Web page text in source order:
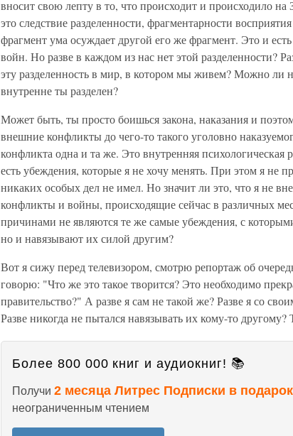
вносит свою лепту в то, что происходит и происходило
это следствие разделенности, фрагментарности
фрагмент ума осуждает другой его же фрагмент. Это и
войн. Но разве в каждом из нас нет этой разделенности?
эту разделенность в мир, в котором мы живем? Можно ли
внутренне ты разделен?
Может быть, ты просто боишься закона, наказания и
внешние конфликты до чего-то такого уголовно
конфликта одна и та же. Это внутренняя психологическая
есть убеждения, которые я не хочу менять. При этом я не
никаких особых дел не имел. Но значит ли это, что я не
конфликты и войны, происходящие сейчас в различных
причинами не являются те же самые убеждения, с которыми
но и навязывают их силой другим?
Вот я сижу перед телевизором, смотрю репортаж об
говорю: "Что же это такое творится? Это необходимо
правительство?" А разве я сам не такой же? Разве я со
Разве никогда не пытался навязывать их кому-то другому?
Более 800 000 книг и аудиокниг! 📚
Получи 2 месяца Литрес Подписки в подарок
неограниченным чтением